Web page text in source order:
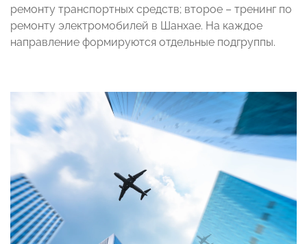
ремонту транспортных средств; второе – тренинг по
ремонту электромобилей в Шанхае. На каждое
направление формируются отдельные подгруппы.